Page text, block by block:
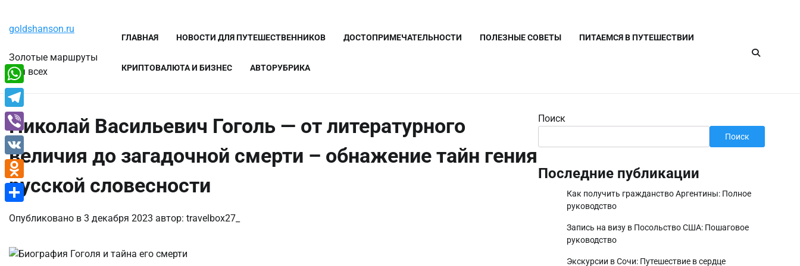
содержимому
goldshanson.ru
Золотые маршруты
для всех
ГЛАВНАЯ НОВОСТИ ДЛЯ ПУТЕШЕСТВЕННИКОВ ДОСТОПРИМЕЧАТЕЛЬНОСТИ ПОЛЕЗНЫЕ СОВЕТЫ ПИТАЕМСЯ В ПУТЕШЕСТВИИ
КРИПТОВАЛЮТА И БИЗНЕС АВТОРУБРИКА
Николай Васильевич Гоголь — от литературного
величия до загадочной смерти – обнажение тайн гения
русской словесности
Опубликовано в 3 декабря 2023 автор: travelbox27_
Поиск
Поиск
Последние публикации
Как получить гражданство Аргентины: Полное
руководство
Запись на визу в Посольство США: Пошаговое
руководство
Экскурсии в Сочи: Путешествие в сердце
WhatsApp
Telegram
Viber
VK
Odnoklassniki